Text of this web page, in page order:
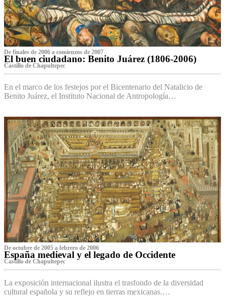
De finales de 2006 a comienzos de 2007
El buen ciudadano: Benito Juárez (1806-2006)
Castillo de Chapultepec
En el marco de los festejos por el Bicentenario del Natalicio de
Benito Juárez, el Instituto Nacional de Antropología…
De octubre de 2005 a febrero de 2006
España medieval y el legado de Occidente
Castillo de Chapultepec
La exposición internacional ilustra el trasfondo de la diversidad
cultural española y su reflejo en tierras mexicanas.…